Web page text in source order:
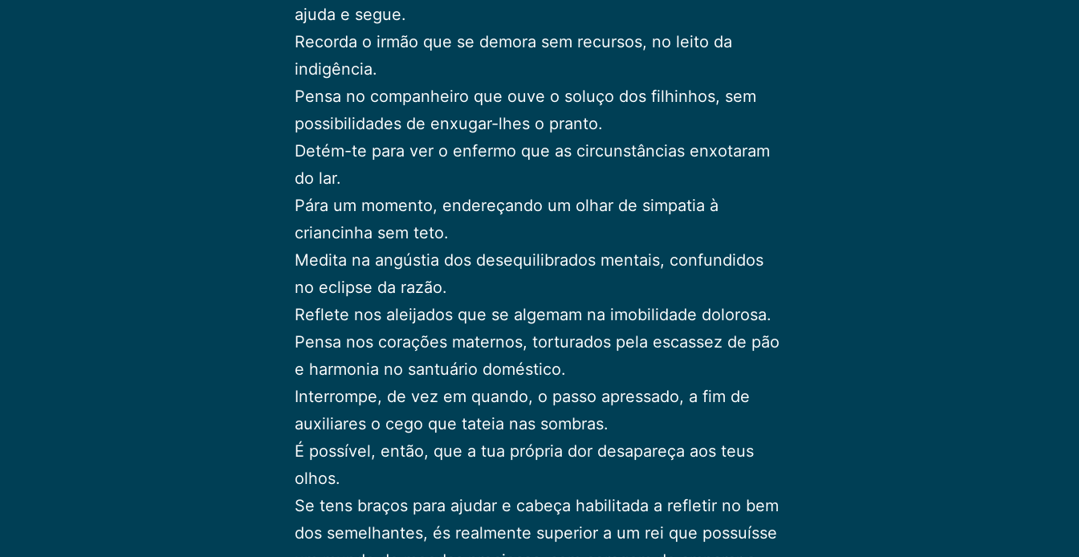
ajuda e segue.
Recorda o irmão que se demora sem recursos, no leito da
indigência.
Pensa no companheiro que ouve o soluço dos filhinhos, sem
possibilidades de enxugar-lhes o pranto.
Detém-te para ver o enfermo que as circunstâncias enxotaram
do lar.
Pára um momento, endereçando um olhar de simpatia à
criancinha sem teto.
Medita na angústia dos desequilibrados mentais, confundidos
no eclipse da razão.
Reflete nos aleijados que se algemam na imobilidade dolorosa.
Pensa nos corações maternos, torturados pela escassez de pão
e harmonia no santuário doméstico.
Interrompe, de vez em quando, o passo apressado, a fim de
auxiliares o cego que tateia nas sombras.
É possível, então, que a tua própria dor desapareça aos teus
olhos.
Se tens braços para ajudar e cabeça habilitada a refletir no bem
dos semelhantes, és realmente superior a um rei que possuísse